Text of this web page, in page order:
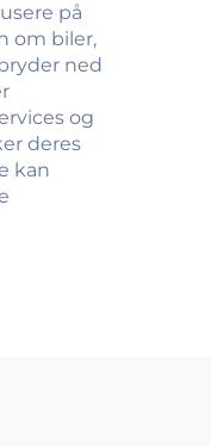
på
om biler,
ned
og
deres
kan